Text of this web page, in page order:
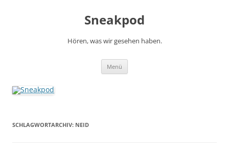
Sneakpod
Hören, was wir gesehen haben.
Menü
SCHLAGWORTARCHIV: NEID